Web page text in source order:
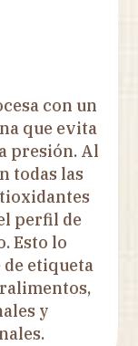
con un
que evita
presión. Al
todas las
perfil de
Esto lo
etiqueta
y